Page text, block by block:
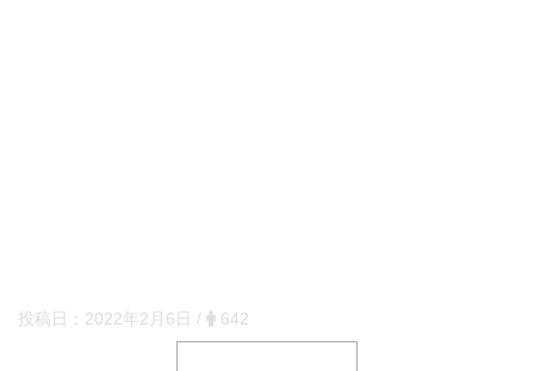
投稿日： 2022年2月6日 / 642